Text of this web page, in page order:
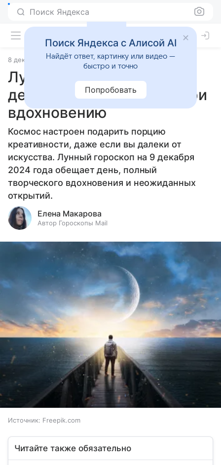
Поиск Яндекса
8 декабря 2024 Статьи
Лунный гороскоп на 9
декабря: открываем двери
вдохновению
Космос настроен подарить порцию
креативности, даже если вы далеки от
искусства. Лунный гороскоп на 9 декабря
2024 года обещает день, полный
творческого вдохновения и неожиданных
открытий.
Елена Макарова
Автор Гороскопы Mail
Источник: Freepik.com
Читайте также обязательно
Поиск Яндекса с Алисой AI
Найдёт ответ, картинку или видео —
быстро и точно
Попробовать